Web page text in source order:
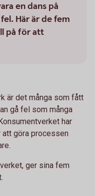
en dans på
Här är de fem
på för att
är det många som fått
gå fel som många
har
göra processen
ger sina fem